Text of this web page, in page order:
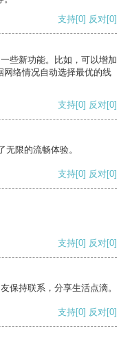
支持[0] 反对[0]
些新功能。比如，可以增加
网络情况自动选择最优的线
支持[0] 反对[0]
限的流畅体验。
支持[0] 反对[0]
支持[0] 反对[0]
保持联系，分享生活点滴。
支持[0] 反对[0]